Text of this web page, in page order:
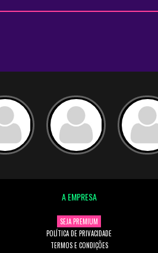
A EMPRESA
SEJA PREMIUM
POLÍTICA DE PRIVACIDADE
TERMOS E CONDIÇÕES